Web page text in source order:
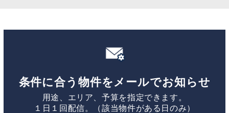
条件に合う物件をメールでお知らせ
用途、エリア、予算を指定できます。
１日１回配信。（該当物件がある日のみ）